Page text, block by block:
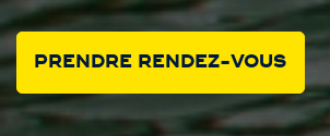
PRENDRE RENDEZ-VOUS